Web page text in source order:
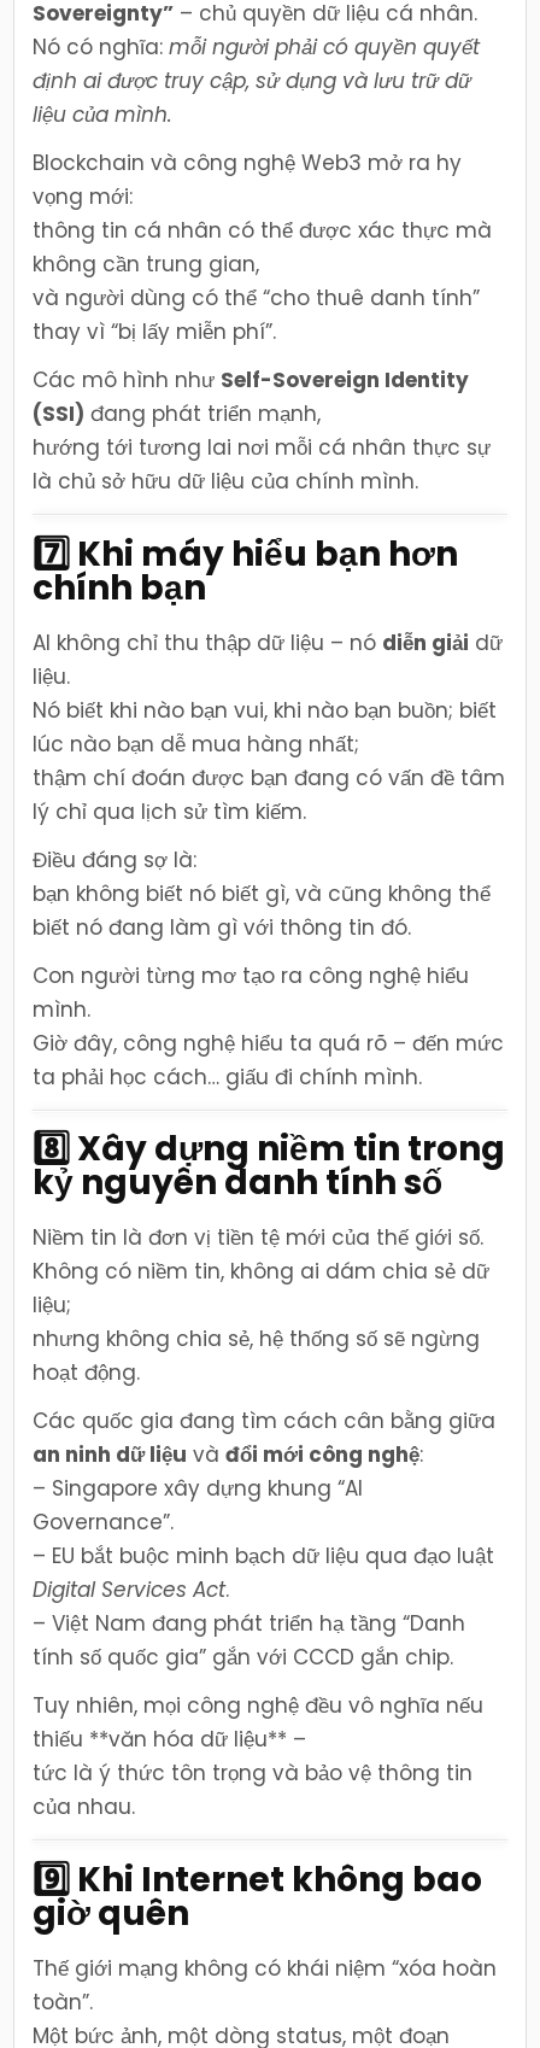
Sovereignty” – chủ quyền dữ liệu cá nhân.
Nó có nghĩa:mỗi người phải có quyền quyết
định ai được truy cập, sử dụng và lưu trữ dữ
liệu của mình.
Blockchain và công nghệ Web3 mở ra hy
vọng mới:
thông tin cá nhân có thể được xác thực mà
không cần trung gian,
và người dùng có thể “cho thuê danh tính”
thay vì “bị lấy miễn phí”.
Các mô hình như Self-Sovereign Identity
(SSI) đang phát triển mạnh,
hướng tới tương lai nơi mỗi cá nhân thực sự
là chủ sở hữu dữ liệu của chính mình.
7️⃣ Khi máy hiểu bạn hơn
chính bạn
AI không chỉ thu thập dữ liệu – nó diễn giải dữ
liệu.
Nó biết khi nào bạn vui, khi nào bạn buồn; biết
lúc nào bạn dễ mua hàng nhất;
thậm chí đoán được bạn đang có vấn đề tâm
lý chỉ qua lịch sử tìm kiếm.
Điều đáng sợ là:
bạn không biết nó biết gì, và cũng không thể
biết nó đang làm gì với thông tin đó.
Con người từng mơ tạo ra công nghệ hiểu
mình.
Giờ đây, công nghệ hiểu ta quá rõ – đến mức
ta phải học cách… giấu đi chính mình.
8️⃣ Xây dựng niềm tin trong
kỷ nguyên danh tính số
Niềm tin là đơn vị tiền tệ mới của thế giới số.
Không có niềm tin, không ai dám chia sẻ dữ
liệu;
nhưng không chia sẻ, hệ thống số sẽ ngừng
hoạt động.
Các quốc gia đang tìm cách cân bằng giữa
an ninh dữ liệu vàđổi mới công nghệ:
– Singapore xây dựng khung “AI
Governance”.
– EU bắt buộc minh bạch dữ liệu qua đạo luật
Digital Services Act.
– Việt Nam đang phát triển hạ tầng “Danh
tính số quốc gia” gắn với CCCD gắn chip.
Tuy nhiên, mọi công nghệ đều vô nghĩa nếu
thiếu **văn hóa dữ liệu** –
tức là ý thức tôn trọng và bảo vệ thông tin
của nhau.
9️⃣ Khi Internet không bao
giờ quên
Thế giới mạng không có khái niệm “xóa hoàn
toàn”.
Một bức ảnh, một dòng status, một đoạn